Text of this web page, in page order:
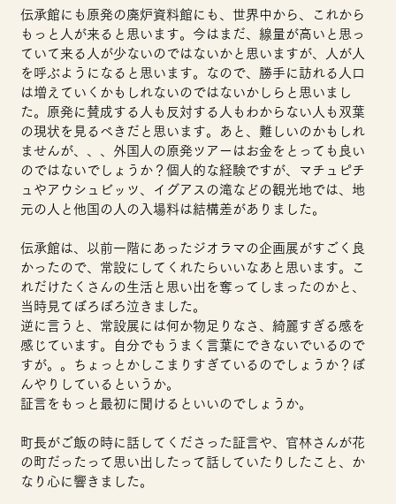
伝承館にも原発の廃炉資料館にも、世界中から、これから
もっと人が来ると思います。今はまだ、線量が高いと思っ
ていて来る人が少ないのではないかと思いますが、人が人
を呼ぶようになると思います。なので、勝手に訪れる人口
は増えていくかもしれないのではないかしらと思いまし
た。原発に賛成する人も反対する人もわからない人も双葉
の現状を見るべきだと思います。あと、難しいのかもしれ
ませんが、、、外国人の原発ツアーはお金をとっても良い
のではないでしょうか？個人的な経験ですが、マチュピチ
ュやアウシュビッツ、イグアスの滝などの観光地では、地
元の人と他国の人の入場料は結構差がありました。
伝承館は、以前一階にあったジオラマの企画展がすごく良
かったので、常設にしてくれたらいいなあと思います。こ
れだけたくさんの生活と思い出を奪ってしまったのかと、
当時見てぼろぼろ泣きました。
逆に言うと、常設展には何か物足りなさ、綺麗すぎる感を
感じています。自分でもうまく言葉にできないでいるので
すが。。ちょっとかしこまりすぎているのでしょうか？ぼ
んやりしているというか。
証言をもっと最初に聞けるといいのでしょうか。
町長がご飯の時に話してくださった証言や、官林さんが花
の町だったって思い出したって話していたりしたこと、か
なり心に響きました。